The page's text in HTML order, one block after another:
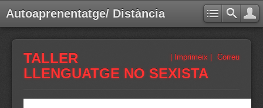
Autoaprenentatge/ Distància
Correu
| Imprimeix |
TALLER
LLENGUATGE NO SEXISTA